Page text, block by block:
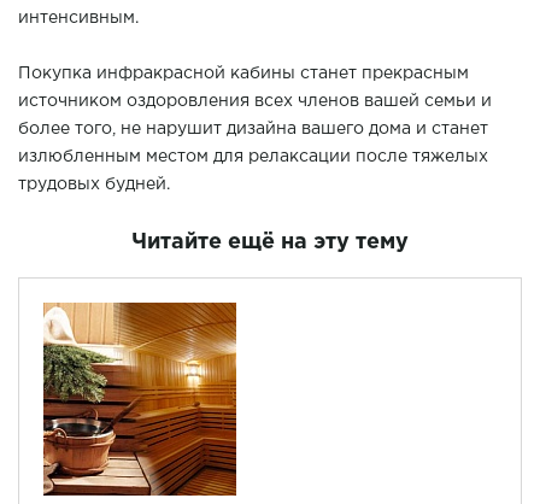
интенсивным.
Покупка инфракрасной кабины станет прекрасным
источником оздоровления всех членов вашей семьи и
более того, не нарушит дизайна вашего дома и станет
излюбленным местом для релаксации после тяжелых
трудовых будней.
Читайте ещё на эту тему